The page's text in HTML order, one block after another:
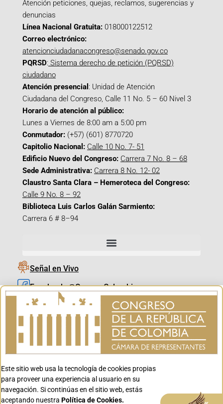
Atención peticiones, quejas, reclamos, sugerencias y
denuncias
Línea Nacional Gratuita: 018000122512
Correo electrónico:
atencionciudadanacongreso@senado.gov.co
PQRSD: Sistema derecho de petición (PQRSD)
ciudadano
Atención presencial : Unidad de Atención
Ciudadana del Congreso, Calle 11 No. 5 – 60 Nivel 3
Horario de atención al público:
Lunes a Viernes de 8:00 am a 5:00 pm
Conmutador: (+57) (601) 8770720
Capitolio Nacional: Calle 10 No. 7- 51
Edificio Nuevo del Congreso: Carrera 7 No. 8 – 68
Sede Administrativa: Carrera 8 No. 12- 02
Claustro Santa Clara – Hemeroteca del Congreso:
Calle 9 No. 8 – 92
Biblioteca Luis Carlos Galán Sarmiento:
Carrera 6 # 8–94
Señal en Vivo
Facebook_@CamaraColombia
Instagram_@CamaraColombia
X_@CamaraColombia
Youtube_@CamaraColombia
Youtube_@CanalCongreso
Este sitio web usa la tecnología de cookies propias
para proveer una experiencia al usuario en su
navegación. Si continúas en el sitio web, estás
aceptando nuestra Política de Cookies. Aceptar